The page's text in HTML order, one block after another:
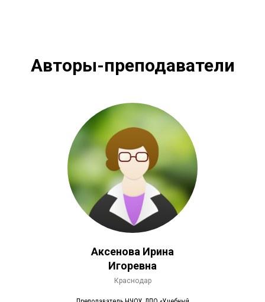
Авторы-преподаватели
Аксенова Ирина
Игоревна
Краснодар